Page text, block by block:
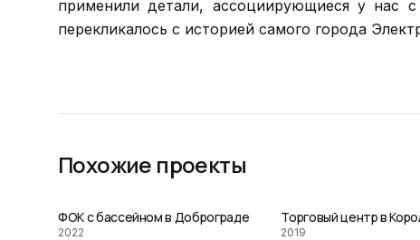
применили детали, ассоциирующиеся у нас
перекликалось с историей самого города
Похожие проекты
ФОК с бассейном в Доброграде
2022
Торговый центр в
2019